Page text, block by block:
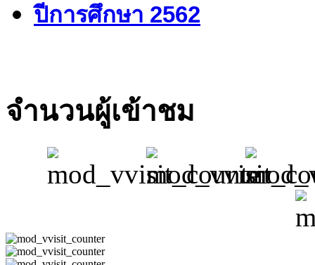
ปีการศึกษา 2562
จำนวนผู้เข้าชม